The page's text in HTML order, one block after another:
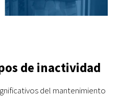
de inactividad
del mantenimiento